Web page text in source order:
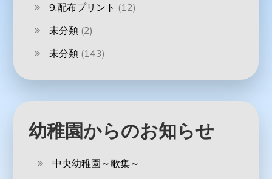
9.配布プリント (12)
未分類 (2)
未分類 (143)
幼稚園からのお知らせ
中央幼稚園～歌集～